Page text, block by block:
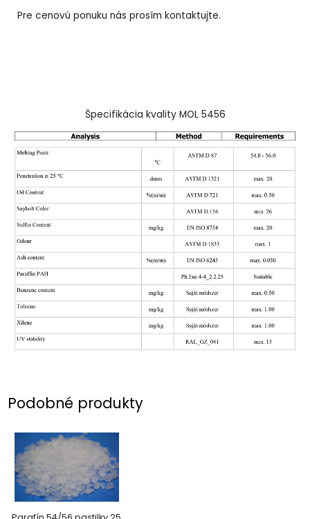
Pre cenovú ponuku nás prosím kontaktujte.
Špecifikácia kvality MOL 5456
Podobné produkty